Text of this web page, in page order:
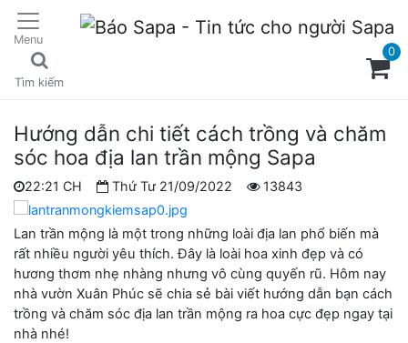
Menu
Tìm kiếm
0
Hướng dẫn chi tiết cách trồng và chăm
sóc hoa địa lan trần mộng Sapa
22:21 CH Thứ Tư 21/09/2022 13843
Lan trần mộng là một trong những loài địa lan phổ biến mà
rất nhiều người yêu thích. Đây là loài hoa xinh đẹp và có
hương thơm nhẹ nhàng nhưng vô cùng quyến rũ. Hôm nay
nhà vườn Xuân Phúc sẽ chia sẻ bài viết hướng dẫn bạn cách
trồng và chăm sóc địa lan trần mộng ra hoa cực đẹp ngay tại
nhà nhé!